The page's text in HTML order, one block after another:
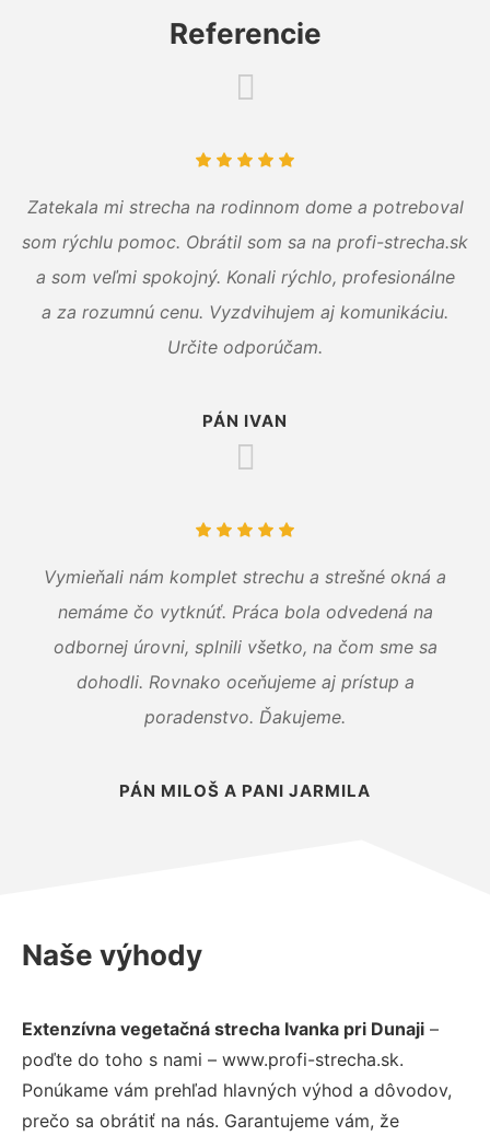
Referencie
Zatekala mi strecha na rodinnom dome a potreboval
som rýchlu pomoc. Obrátil som sa na profi-strecha.sk
a som veľmi spokojný. Konali rýchlo, profesionálne
a za rozumnú cenu. Vyzdvihujem aj komunikáciu.
Určite odporúčam.
PÁN IVAN
Vymieňali nám komplet strechu a strešné okná a
nemáme čo vytknúť. Práca bola odvedená na
odbornej úrovni, splnili všetko, na čom sme sa
dohodli. Rovnako oceňujeme aj prístup a
poradenstvo. Ďakujeme.
PÁN MILOŠ A PANI JARMILA
Naše výhody
Extenzívna vegetačná strecha Ivanka pri Dunaji –
poďte do toho s nami – www.profi-strecha.sk.
Ponúkame vám prehľad hlavných výhod a dôvodov,
prečo sa obrátiť na nás. Garantujeme vám, že